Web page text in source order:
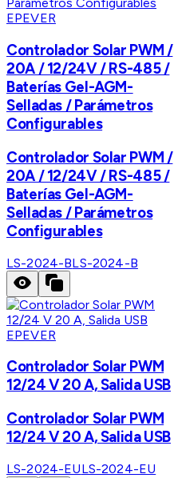
EPEVER
Controlador Solar PWM /
20A / 12/24V / RS-485 /
Baterías Gel-AGM-
Selladas / Parámetros
Configurables
Controlador Solar PWM /
20A / 12/24V / RS-485 /
Baterías Gel-AGM-
Selladas / Parámetros
Configurables
LS-2024-BLS-2024-B
EPEVER
Controlador Solar PWM
12/24 V 20 A, Salida USB
Controlador Solar PWM
12/24 V 20 A, Salida USB
LS-2024-EULS-2024-EU